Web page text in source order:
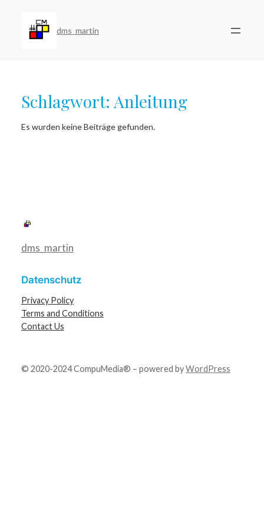
springen
dms_martin
Schlagwort: Anleitung
Es wurden keine Beiträge gefunden.
dms_martin
Datenschutz
Privacy Policy
Terms and Conditions
Contact Us
© 2020-2024 CompuMedia® – powered byWordPress